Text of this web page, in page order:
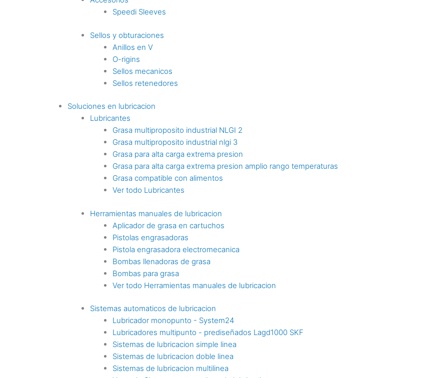
Speedi Sleeves
Sellos y obturaciones
Anillos en V
O-rigins
Sellos mecanicos
Sellos retenedores
Soluciones en lubricacion
Lubricantes
Grasa multiproposito industrial NLGI 2
Grasa multiproposito industrial nlgi 3
Grasa para alta carga extrema presion
Grasa para alta carga extrema presion amplio rango temperaturas
Grasa compatible con alimentos
Ver todo Lubricantes
Herramientas manuales de lubricacion
Aplicador de grasa en cartuchos
Pistolas engrasadoras
Pistola engrasadora electromecanica
Bombas llenadoras de grasa
Bombas para grasa
Ver todo Herramientas manuales de lubricacion
Sistemas automaticos de lubricacion
Lubricador monopunto - System24
Lubricadores multipunto - prediseñados Lagd1000 SKF
Sistemas de lubricacion simple linea
Sistemas de lubricacion doble linea
Sistemas de lubricacion multilinea